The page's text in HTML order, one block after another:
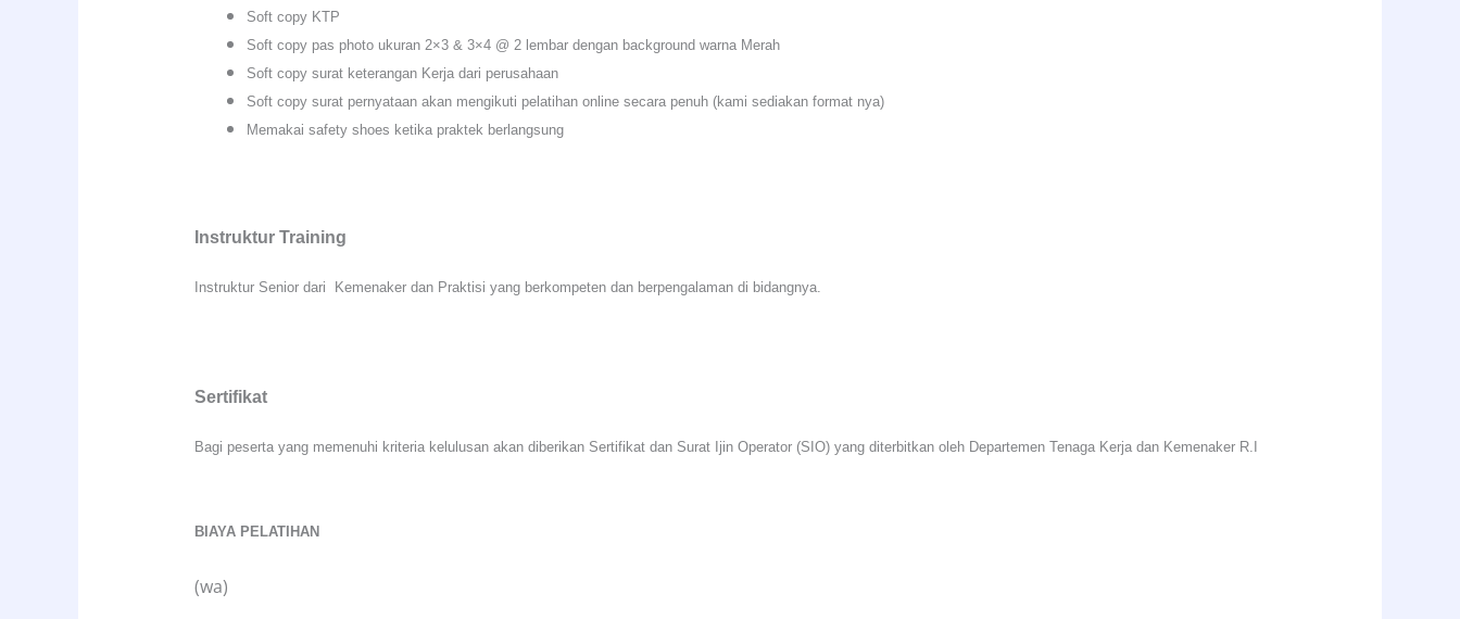
Soft copy KTP
Soft copy pas photo ukuran 2×3 & 3×4 @ 2 lembar dengan background warna Merah
Soft copy surat keterangan Kerja dari perusahaan
Soft copy surat pernyataan akan mengikuti pelatihan online secara penuh (kami sediakan format nya)
Memakai safety shoes ketika praktek berlangsung
Instruktur Training
Instruktur Senior dari Kemenaker dan Praktisi yang berkompeten dan berpengalaman di bidangnya.
Sertifikat
Bagi peserta yang memenuhi kriteria kelulusan akan diberikan Sertifikat dan Surat Ijin Operator (SIO) yang diterbitkan oleh Departemen Tenaga Kerja dan Kemenaker R.I
BIAYA PELATIHAN
(wa)